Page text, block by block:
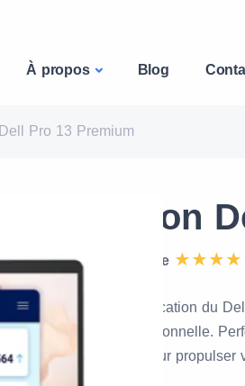
À propos Blog
Dell Pro 13 Premium
Location
Note de l'équipe
Découvrez la location du
mobilité professionnelle.
remarquable pour propulser